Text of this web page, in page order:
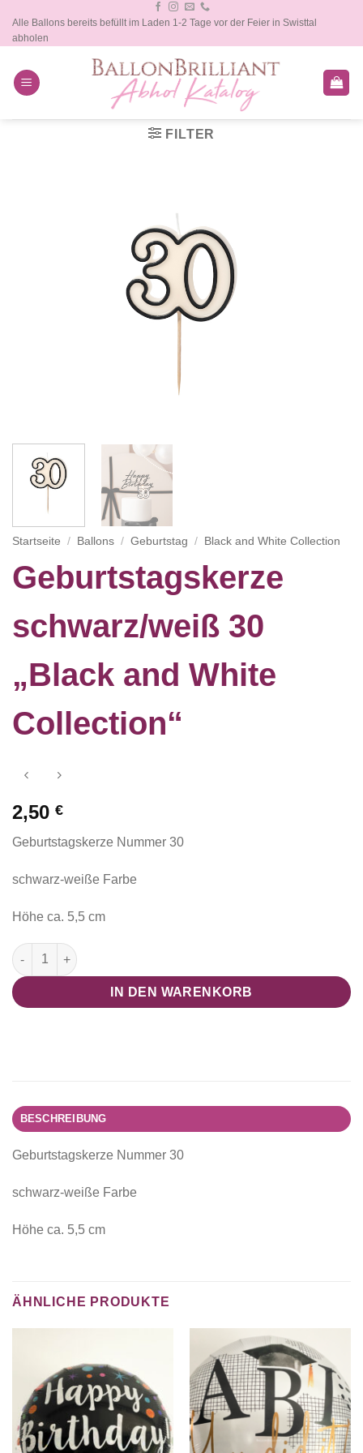
Inhalt
springen
Alle Ballons bereits befüllt im Laden 1-2 Tage vor der Feier in Swisttal
abholen
FILTER
Startseite / Ballons / Geburtstag / Black and White Collection
Geburtstagskerze
schwarz/weiß 30
„Black and White
Collection“
2,50 €
Geburtstagskerze Nummer 30
schwarz-weiße Farbe
Höhe ca. 5,5 cm
Geburtstagskerze schwarz/weiß 30 "Black and White
IN DEN WARENKORB
BESCHREIBUNG
Geburtstagskerze Nummer 30
schwarz-weiße Farbe
Höhe ca. 5,5 cm
ÄHNLICHE PRODUKTE